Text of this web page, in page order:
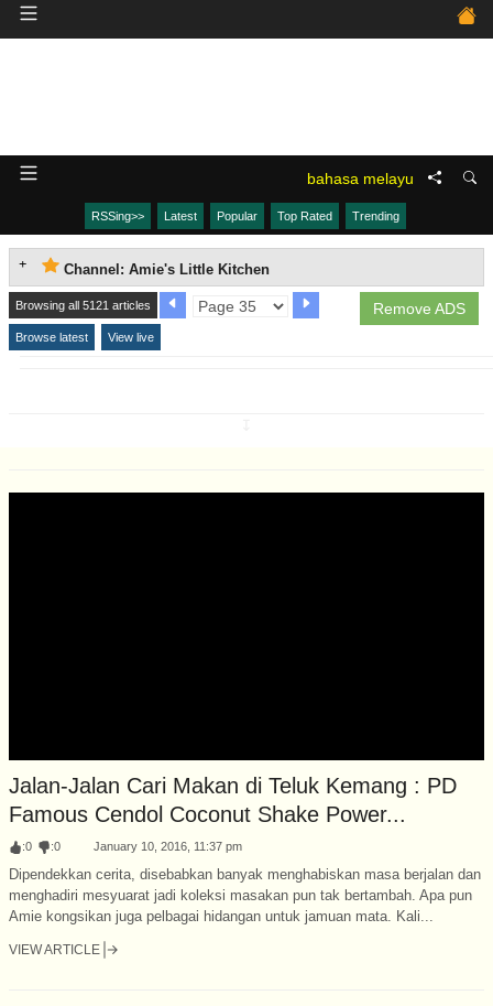
bahasa melayu
RSSing>> Latest Popular Top Rated Trending
Channel: Amie's Little Kitchen
Remove ADS
Browsing all 5121 articles
Browse latest View live
Jalan-Jalan Cari Makan di Teluk Kemang : PD
Famous Cendol Coconut Shake Power...
:0 :0 January 10, 2016, 11:37 pm
Dipendekkan cerita, disebabkan banyak menghabiskan masa berjalan dan
menghadiri mesyuarat jadi koleksi masakan pun tak bertambah. Apa pun
Amie kongsikan juga pelbagai hidangan untuk jamuan mata. Kali...
VIEW ARTICLE